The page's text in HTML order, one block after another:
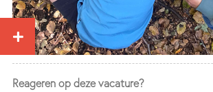
Reageren op deze vacature?